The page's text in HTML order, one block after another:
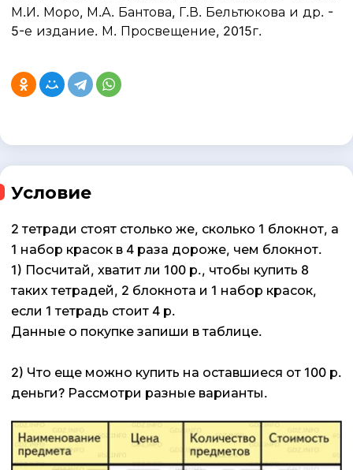
М.И. Моро, М.А. Бантова, Г.В. Бельтюкова и др. -
5-е издание. М. Просвещение, 2015г.
Условие
2 тетради стоят столько же, сколько 1 блокнот, а
1 набор красок в 4 раза дороже, чем блокнот.
1) Посчитай, хватит ли 100 р., чтобы купить 8
таких тетрадей, 2 блокнота и 1 набор красок,
если 1 тетрадь стоит 4 р.
Данные о покупке запиши в таблице.
2) Что еще можно купить на оставшиеся от 100 р.
деньги? Рассмотри разные варианты.